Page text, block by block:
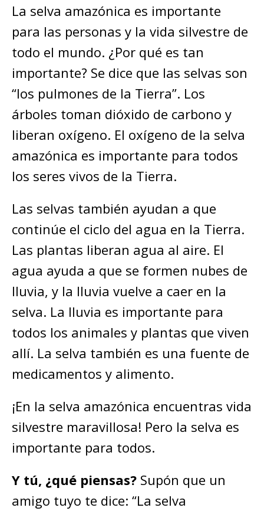
La selva amazónica es importante
para las personas y la vida silvestre de
todo el mundo. ¿Por qué es tan
importante? Se dice que las selvas son
“los pulmones de la Tierra”. Los
árboles toman dióxido de carbono y
liberan oxígeno. El oxígeno de la selva
amazónica es importante para todos
los seres vivos de la Tierra.
Las selvas también ayudan a que
continúe el ciclo del agua en la Tierra.
Las plantas liberan agua al aire. El
agua ayuda a que se formen nubes de
lluvia, y la lluvia vuelve a caer en la
selva. La lluvia es importante para
todos los animales y plantas que viven
allí. La selva también es una fuente de
medicamentos y alimento.
¡En la selva amazónica encuentras vida
silvestre maravillosa! Pero la selva es
importante para todos.
Y tú, ¿qué piensas? Supón que un
amigo tuyo te dice: “La selva